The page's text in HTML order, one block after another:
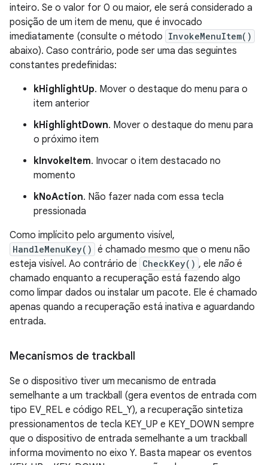
inteiro. Se o valor for 0 ou maior, ele será considerado a
posição de um item de menu, que é invocado
imediatamente (consulte o método InvokeMenuItem()
abaixo). Caso contrário, pode ser uma das seguintes
constantes predefinidas:
kHighlightUp. Mover o destaque do menu para o
item anterior
kHighlightDown. Mover o destaque do menu para
o próximo item
kInvokeItem. Invocar o item destacado no
momento
kNoAction. Não fazer nada com essa tecla
pressionada
Como implícito pelo argumento visível,
HandleMenuKey() é chamado mesmo que o menu não
esteja visível. Ao contrário de CheckKey() , ele não é
chamado enquanto a recuperação está fazendo algo
como limpar dados ou instalar um pacote. Ele é chamado
apenas quando a recuperação está inativa e aguardando
entrada.
Mecanismos de trackball
Se o dispositivo tiver um mecanismo de entrada
semelhante a um trackball (gera eventos de entrada com
tipo EV_REL e código REL_Y), a recuperação sintetiza
pressionamentos de tecla KEY_UP e KEY_DOWN sempre
que o dispositivo de entrada semelhante a um trackball
informa movimento no eixo Y. Basta mapear os eventos